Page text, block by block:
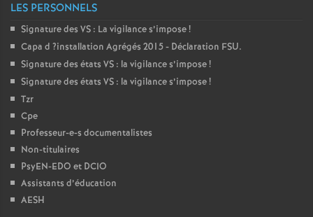
n
LES PERSONNELS
Signature des VS : La vigilance s’impose!
Capa d ?installation Agrégés 2015 - Déclaration FSU.
Signature des états VS : la vigilance s’impose!
Signature des états VS : la vigilance s’impose!
Tzr
Cpe
Professeur-e-s documentalistes
Non-titulaires
PsyEN-EDO et DCIO
Assistants d’éducation
AESH